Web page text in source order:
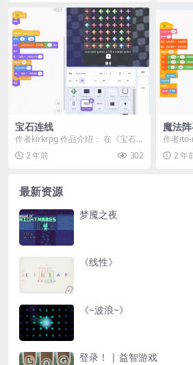
宝石连线
作者kirkrpg 作品介绍： 在《宝石
连线》中，通过划线连接相同颜色
的宝石来得...
2 年前 302
魔法
作者
法阵，
趣...2 年
最新资源
梦魇之夜
《线性》
《~波浪~》
登录！ | 益智游戏